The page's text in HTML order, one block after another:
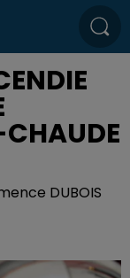
CHAUDE
DUBOIS